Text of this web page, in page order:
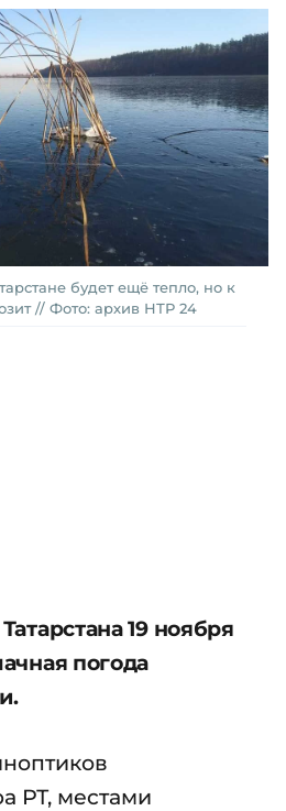
будет ещё тепло, но к
// Фото: архив НТР 24
19 ноября
погода
РТ, местами